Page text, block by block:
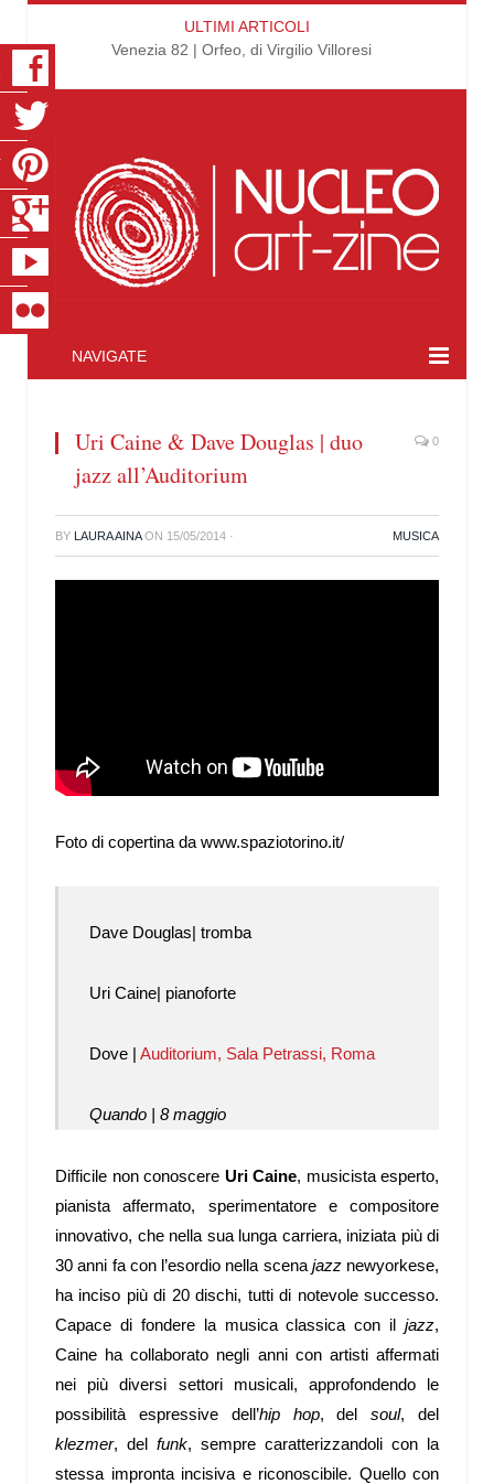
ULTIMI ARTICOLI
Venezia 82 | Orfeo, di Virgilio Villoresi
NAVIGATE
Uri Caine & Dave Douglas | duo
jazz all’Auditorium
0
BY LAURA AINAON 15/05/2014 · MUSICA
Foto di copertina da www.spaziotorino.it/
Dave Douglas| tromba
Uri Caine| pianoforte
Dove | Auditorium, Sala Petrassi, Roma
Quando | 8 maggio
Difficile non conoscere Uri Caine, musicista esperto,
pianista affermato, sperimentatore e compositore
innovativo, che nella sua lunga carriera, iniziata più di
30 anni fa con l’esordio nella scena jazznewyorkese,
ha inciso più di 20 dischi, tutti di notevole successo.
Capace di fondere la musica classica con il jazz,
Caine ha collaborato negli anni con artisti affermati
nei più diversi settori musicali, approfondendo le
possibilità espressive dell’hip hop, delsoul, del
klezmer, del funk, sempre caratterizzandoli con la
stessa impronta incisiva e riconoscibile. Quello con